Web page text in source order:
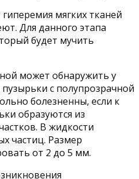
мягких тканей
Для данного этапа
будет мучить
может обнаружить у
с полупрозрачной
болезненны, если к
образуются из
В жидкости
частиц. Размер
от 2 до 5 мм.